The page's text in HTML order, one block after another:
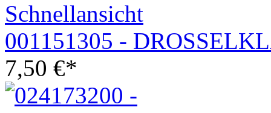
Schnellansicht
001151305 -
7,50 €*